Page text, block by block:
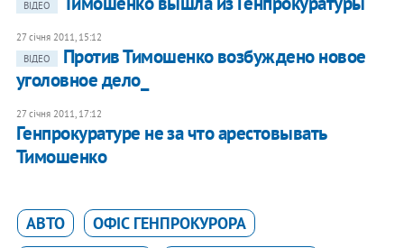
ВІДЕО
27 січня 2011, 15:12
ВІДЕО
Против Тимошенко возбуждено новое
уголовное дело_
27 січня 2011, 17:12
Генпрокуратуре не за что арестовывать
Тимошенко
АВТО
ОФІС ГЕНПРОКУРОРА